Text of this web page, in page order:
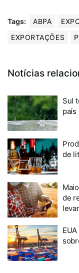
Tags: ABPA
EXPORTAÇÕES
Notícias
Sul
país
de
de